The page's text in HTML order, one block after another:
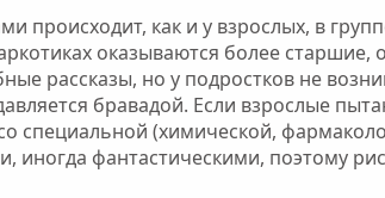
происходит, как и у взрослых, в
оказываются более
рассказы, но у подростков не
бравадой. Если взрослые
специальной (химической,
иногда фантастическими, поэтому